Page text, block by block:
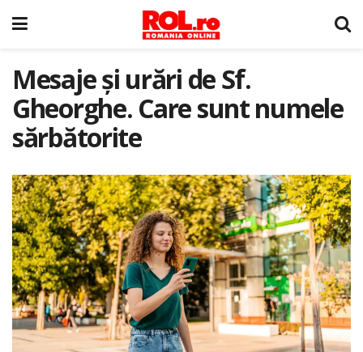
Mesaje și urări de Sf.
Gheorghe. Care sunt numele
sărbătorite